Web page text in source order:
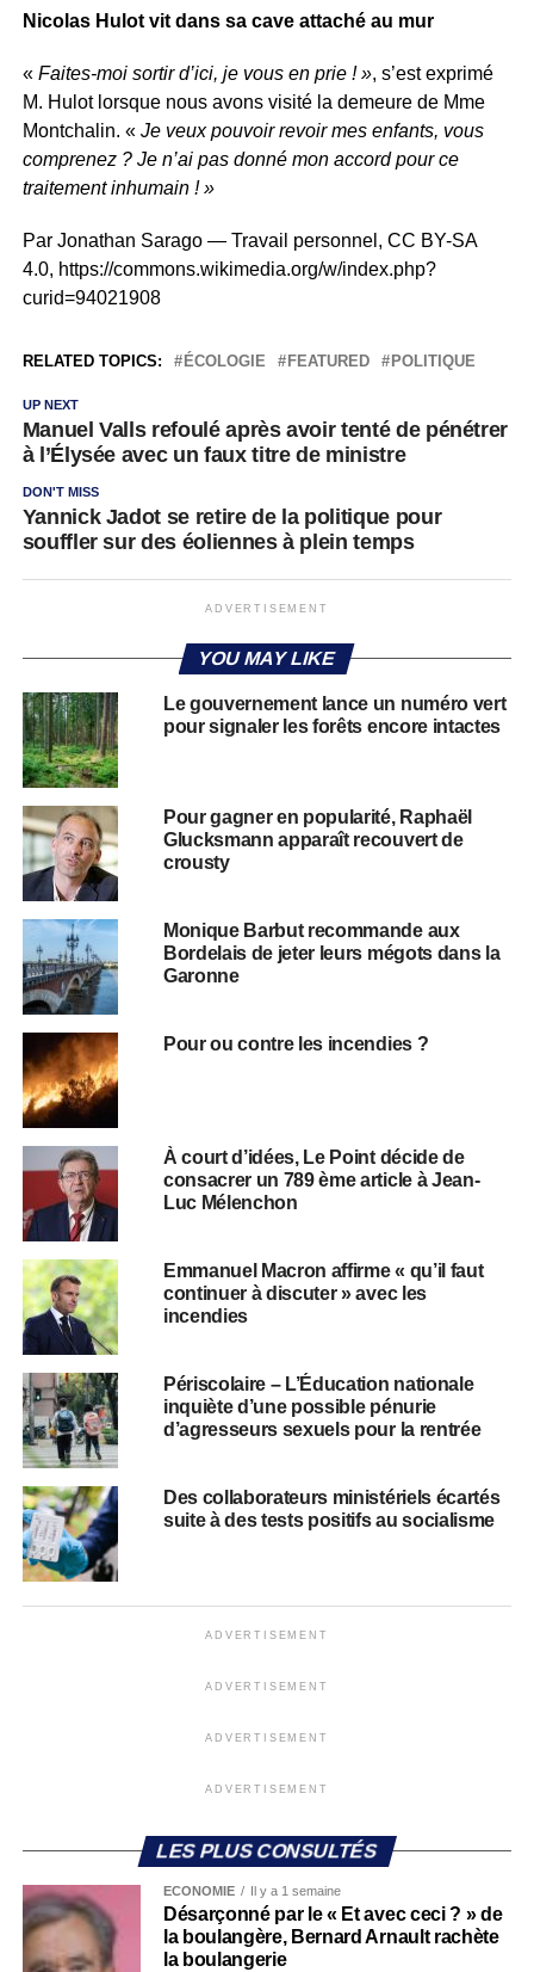
Nicolas Hulot vit dans sa cave attaché au mur
«Faites-moi sortir d’ici, je vous en prie ! », s’est exprimé
M. Hulot lorsque nous avons visité la demeure de Mme
Montchalin. «Je veux pouvoir revoir mes enfants, vous
comprenez ? Je n’ai pas donné mon accord pour ce
traitement inhumain ! »
Par Jonathan Sarago — Travail personnel, CC BY-SA
4.0, https://commons.wikimedia.org/w/index.php?
curid=94021908
RELATED TOPICS: ÉCOLOGIE FEATURED POLITIQUE
UP NEXT
Manuel Valls refoulé après avoir tenté de pénétrer
à l’Élysée avec un faux titre de ministre
DON'T MISS
Yannick Jadot se retire de la politique pour
souffler sur des éoliennes à plein temps
ADVERTISEMENT
YOU MAY LIKE
Le gouvernement lance un numéro vert
pour signaler les forêts encore intactes
Pour gagner en popularité, Raphaël
Glucksmann apparaît recouvert de
crousty
Monique Barbut recommande aux
Bordelais de jeter leurs mégots dans la
Garonne
Pour ou contre les incendies ?
À court d’idées, Le Point décide de
consacrer un 789 ème article à Jean-
Luc Mélenchon
Emmanuel Macron affirme « qu’il faut
continuer à discuter » avec les
incendies
Périscolaire – L’Éducation nationale
inquiète d’une possible pénurie
d’agresseurs sexuels pour la rentrée
Des collaborateurs ministériels écartés
suite à des tests positifs au socialisme
ADVERTISEMENT
ADVERTISEMENT
ADVERTISEMENT
ADVERTISEMENT
LES PLUS CONSULTÉS
ECONOMIE Il y a 1 semaine
Désarçonné par le « Et avec ceci ? » de
la boulangère, Bernard Arnault rachète
la boulangerie